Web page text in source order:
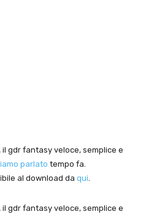
il gdr fantasy veloce, semplice e
parlato tempo fa.
al download da qui.
il gdr fantasy veloce, semplice e